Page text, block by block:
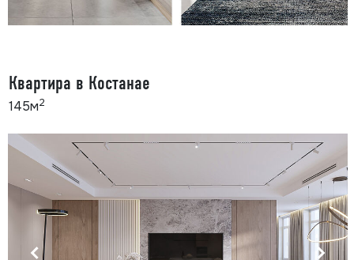
145м2
Квартира в Костанае